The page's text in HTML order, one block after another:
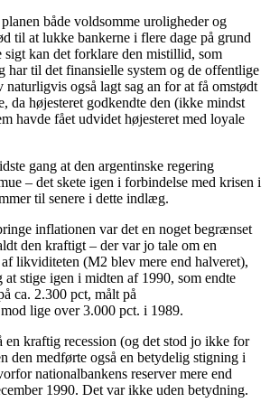
både voldsomme uroligheder og
til at lukke bankerne i flere dage på grund
kan det forklare den mistillid, som
har til det finansielle system og de offentlige
også lagt sag an for at få omstødt
da højesteret godkendte den (ikke mindst
havde fået udvidet højesteret med loyale
gang at den argentinske regering
– det skete igen i forbindelse med krisen i
til senere i dette indlæg.
inflationen var det en noget begrænset
den kraftigt – der var jo tale om en
likviditeten (M2 blev mere end halveret),
at stige igen i midten af 1990, som endte
ca. 2.300 pct, målt på
lige over 3.000 pct. i 1989.
en kraftig recession (og det stod jo ikke for
den medførte også en betydelig stigning i
nationalbankens reserver mere end
1990. Det var ikke uden betydning.